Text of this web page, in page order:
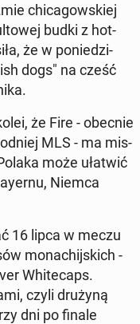
chicagowskiej
budki z hot-
że w poniedzi­
dogs" na cześć
że Fire - obecnie
MLS - ma mis­
może ułatwić
Niemca
16 lipca w meczu
monachi­js­kich -
White­caps.
czyli drużyną
dni po finale